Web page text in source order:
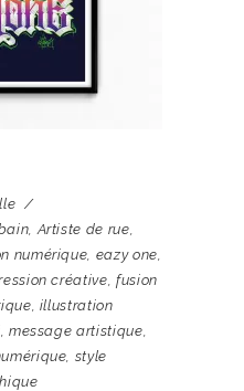
,Artiste de rue,
numérique, eazy one,
créative, fusion
, illustration
, message artistique,
, style